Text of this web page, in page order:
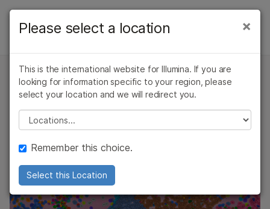
学习
支持
推荐内容链接
概述
mRNA-Seq
总RNA-Seq
靶向RNA-Seq
单细胞RNA-Seq
RNA外显子组捕获测序
空间转录组学
运用 RNA-Seq 技术对复杂组织结构中的转录活性进行空间
解析
癌症研究
微生物学
农业基因组学
复杂疾病
临床肿瘤学
生殖健康
遗传病和罕见病
×
Please select a location
This is the international website for Illumina. If you are
looking for information specific to your region, please
select your location and we will redirect you.
Please select a location
Remember this choice.
Select this Location